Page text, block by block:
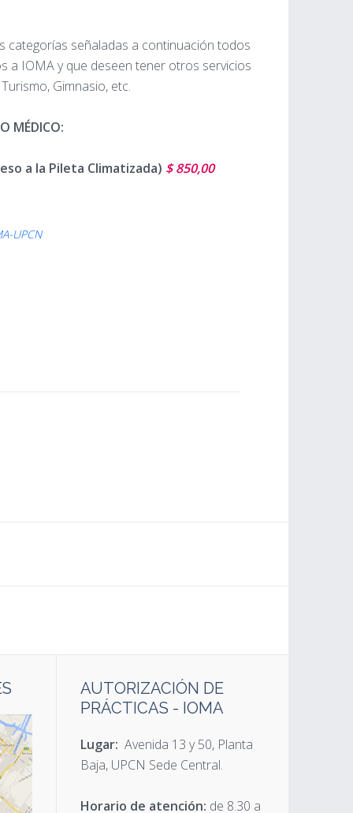
categorías señaladas a continuación todos
a IOMA y que deseen tener otros servicios
Gimnasio, etc.
MÉDICO:
a la Pileta Climatizada) $ 850,00
UPCN
AUTORIZACIÓN DE
PRÁCTICAS - IOMA
Lugar: Avenida 13 y 50, Planta
Baja, UPCN Sede Central.
Horario de atención: de 8.30 a